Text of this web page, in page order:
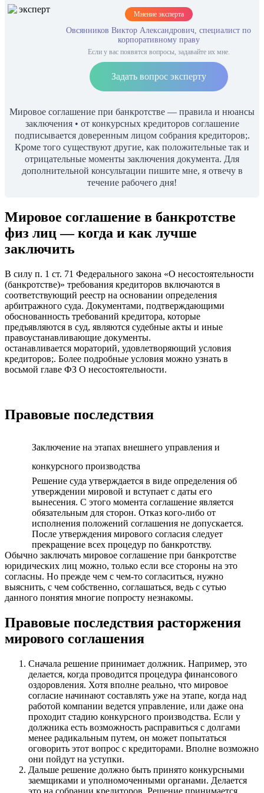
Мнение эксперта
Овсянников Виктор Александрович, специалист по
корпоративному праву
Если у вас появятся вопросы, задавайте их мне.
Задать вопрос эксперту
Мировое соглашение при банкротстве — правила и нюансы
заключения • от конкурсных кредиторов соглашение
подписывается доверенным лицом собрания кредиторов;.
Кроме того существуют другие, как положительные так и
отрицательные моменты заключения документа. Для
дополнительной консультации пишите мне, я отвечу в
течение рабочего дня!
Мировое соглашение в банкротстве
физ лиц — когда и как лучше
заключить
В силу п. 1 ст. 71 Федерального закона «О несостоятельности
(банкротстве)» требования кредиторов включаются в
соответствующий реестр на основании определения
арбитражного суда. Документами, подтверждающими
обоснованность требований кредитора, которые
предъявляются в суд, являются судебные акты и иные
правоустанавливающие документы.
останавливается мораторий, удовлетворяющий условия
кредиторов;. Более подробные условия можно узнать в
восьмой главе ФЗ О несостоятельности.
Правовые последствия
Заключение на этапах внешнего управления и
конкурсного производства
Решение суда утверждается в виде определения об
утверждении мировой и вступает с даты его
вынесения. С этого момента соглашение является
обязательным для сторон. Отказ кого-либо от
исполнения положений соглашения не допускается.
После утверждения мирового согласия следует
прекращение всех процедур по банкротству.
Обычно заключать мировое соглашение при банкротстве
юридических лиц можно, только если все стороны на это
согласны. Но прежде чем с чем-то согласиться, нужно
выяснить, с чем собственно, соглашаться, ведь с сутью
данного понятия многие попросту незнакомы.
Правовые последствия расторжения
мирового соглашения
Сначала решение принимает должник. Например, это
делается, когда проводится процедура финансового
оздоровления. Хотя вполне реально, что мировое
согласие начинают составлять уже на этапе, когда над
работой компании ведется управление, или даже она
проходит стадию конкурсного производства. Если у
должника есть возможность расправиться с долгами
менее радикальным путем, он может попытаться
оговорить этот вопрос с кредиторами. Вполне возможно
они пойдут на уступки.
Дальше решение должно быть принято конкурсными
заемщиками и уполномоченными органами. Делается
это на собрании кредиторов. Решение принимается